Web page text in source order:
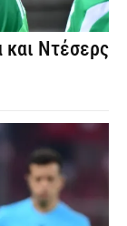
Ντέσερς